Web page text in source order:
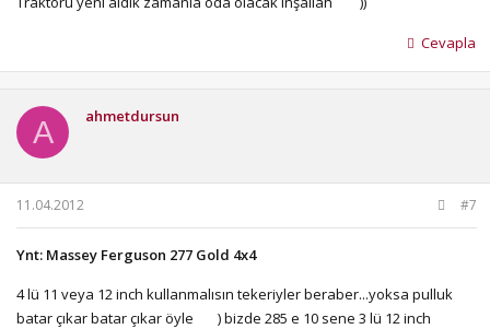
Cevapla
A ahmetdursun
11.04.2012 #7
Ynt: Massey Ferguson 277 Gold 4x4
4 lü 11 veya 12 inch kullanmalısın tekeriyler beraber...yoksa pulluk
batar çıkar batar çıkar öyle
) bizde 285 e 10 sene 3 lü 12 inch